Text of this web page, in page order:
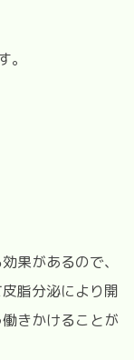
。
果があるので、
脂分泌により開
きかけることが